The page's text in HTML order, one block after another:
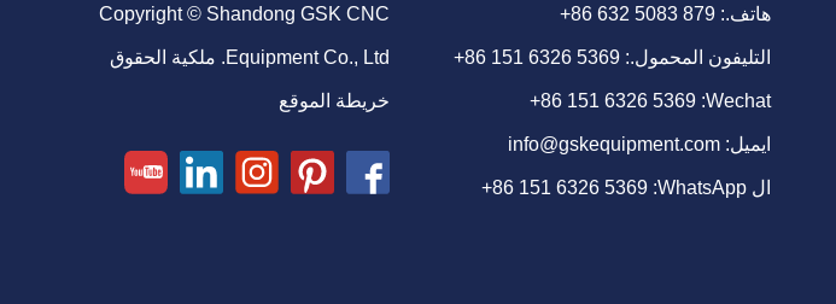
هاتف.: +86 632 5083 879
التليفون المحمول.: +86 151 6326 5369
Wechat:
+86 151 6326 5369
ايميل: info@gskequipment.com
ال WhatsApp: +86 151 6326 5369
Copyright © Shandong GSK CNC
Equipment Co., Ltd. ملكية الحقوق
خريطة الموقع